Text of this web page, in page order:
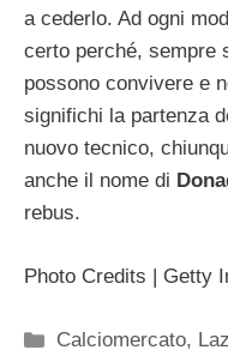
a cederlo. Ad ogni
certo perché, sempre
possono convivere e
significhi la partenza
nuovo tecnico,
anche il nome di
rebus.
Photo Credits | Getty
Categorie
Calciomercato,